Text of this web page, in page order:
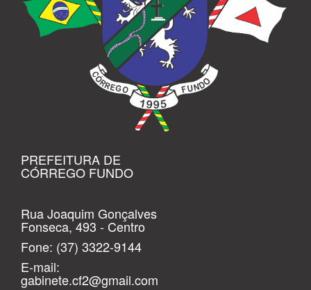
PREFEITURA DE
CÓRREGO FUNDO
Rua Joaquim Gonçalves
Fonseca, 493 - Centro
Fone: (37) 3322-9144
E-mail:
gabinete.cf2@gmail.com